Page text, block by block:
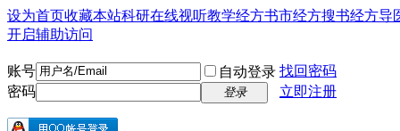
设为首页收藏本站科研在线视听教学经方书市经方搜书经方导
开启辅助访问
账号 自动登录 找回密码
密码
登录 立即注册